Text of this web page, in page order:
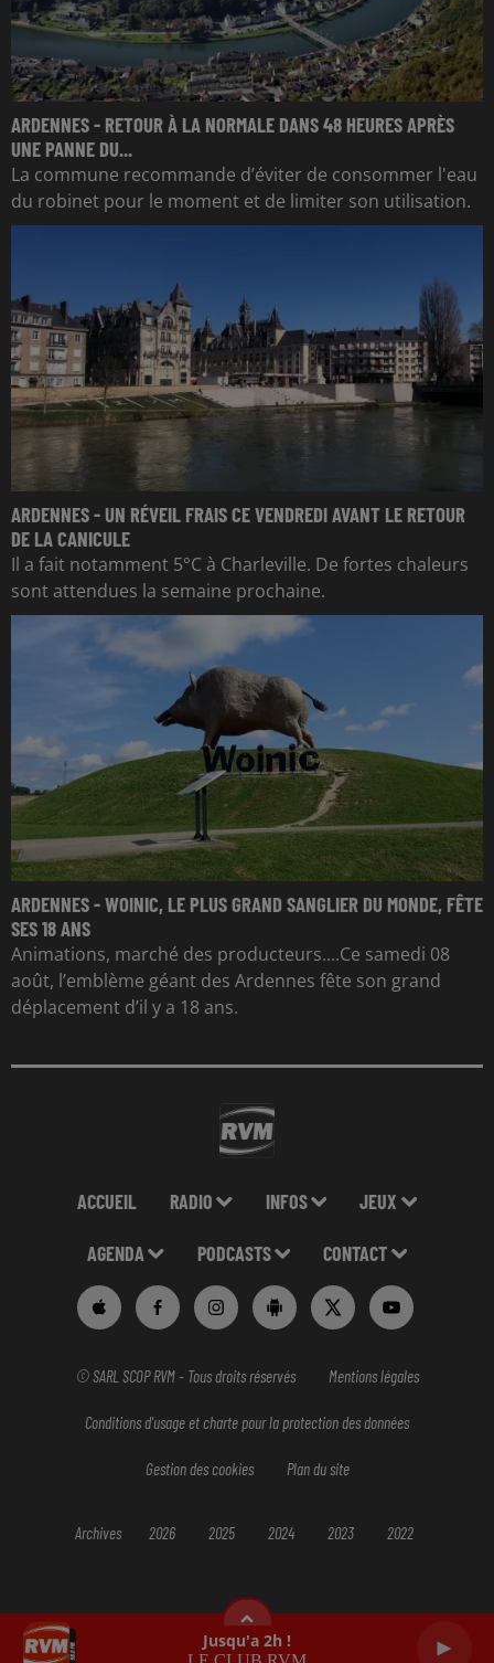
Jusqu'a 2h !
ARDENNES - RETOUR À LA NORMALE DANS 48 HEURES APRÈS
UNE PANNE DU...
La commune recommande d’éviter de consommer l'eau
du robinet pour le moment et de limiter son utilisation.
ARDENNES - UN RÉVEIL FRAIS CE VENDREDI AVANT LE RETOUR
DE LA CANICULE
Il a fait notamment 5°C à Charleville. De fortes chaleurs
sont attendues la semaine prochaine.
ARDENNES - WOINIC, LE PLUS GRAND SANGLIER DU MONDE, FÊTE
SES 18 ANS
Animations, marché des producteurs....Ce samedi 08
août, l’emblème géant des Ardennes fête son grand
déplacement d’il y a 18 ans.
ACCUEIL RADIO INFOS JEUX
AGENDA PODCASTS CONTACT
© SARL SCOP RVM - Tous droits réservés Mentions légales
Conditions d'usage et charte pour la protection des données
Gestion des cookies Plan du site
Archives 2026 2025 2024 2023 2022